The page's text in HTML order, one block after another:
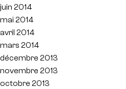
juin 2014
mai 2014
avril 2014
mars 2014
décembre 2013
novembre 2013
octobre 2013